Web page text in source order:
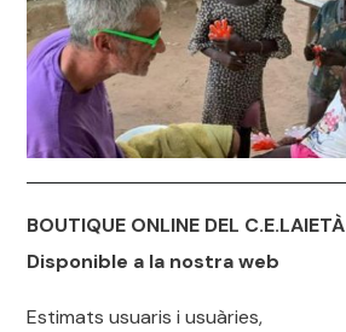
BOUTIQUE ONLINE DEL C.E.LAIETÀ
Disponible a la nostra web
Estimats usuaris i usuàries,